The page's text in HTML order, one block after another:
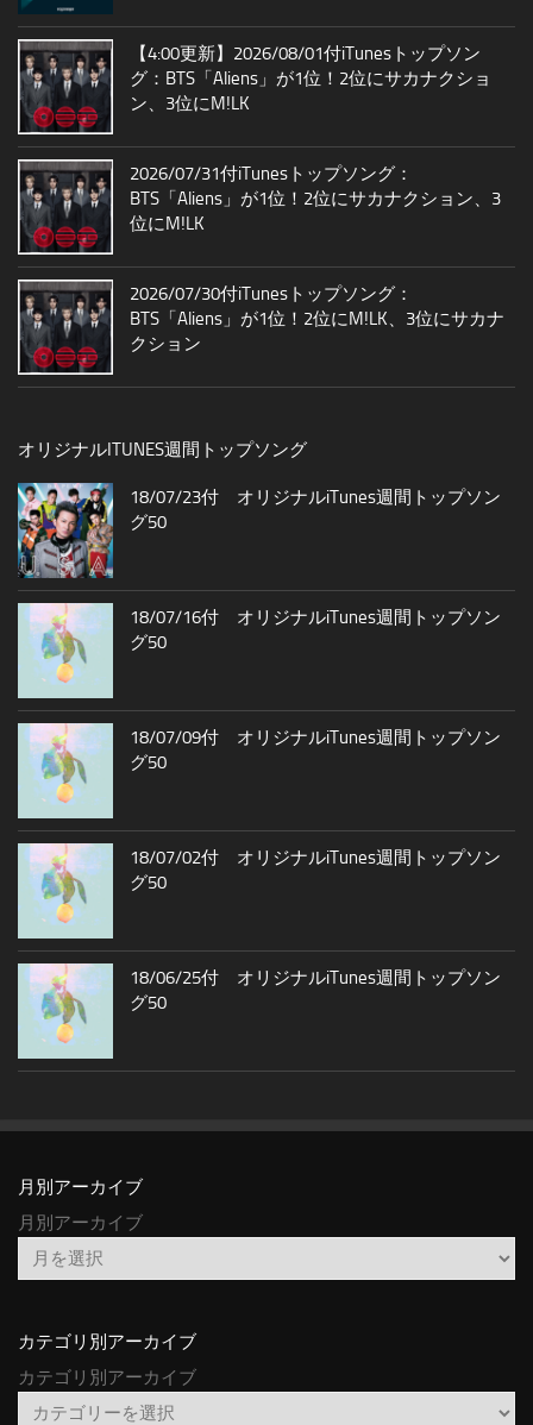
【4:00更新】2026/08/01付iTunesトップソン
グ：BTS「Aliens」が1位！2位にサカナクショ
ン、3位にM!LK
2026/07/31付iTunesトップソング：
BTS「Aliens」が1位！2位にサカナクション、3
位にM!LK
2026/07/30付iTunesトップソング：
BTS「Aliens」が1位！2位にM!LK、3位にサカナ
クション
オリジナルITUNES週間トップソング
18/07/23付 オリジナルiTunes週間トップソン
グ50
18/07/16付 オリジナルiTunes週間トップソン
グ50
18/07/09付 オリジナルiTunes週間トップソン
グ50
18/07/02付 オリジナルiTunes週間トップソン
グ50
18/06/25付 オリジナルiTunes週間トップソン
グ50
月別アーカイブ
月別アーカイブ
カテゴリ別アーカイブ
カテゴリ別アーカイブ